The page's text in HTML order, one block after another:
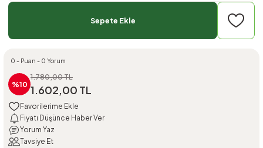
Sepete Ekle
0 - Puan - 0 Yorum
%10
1.780,00 TL
1.602,00 TL
Fiyatı Düşünce Haber Ver
Yorum Yaz
Tavsiye Et